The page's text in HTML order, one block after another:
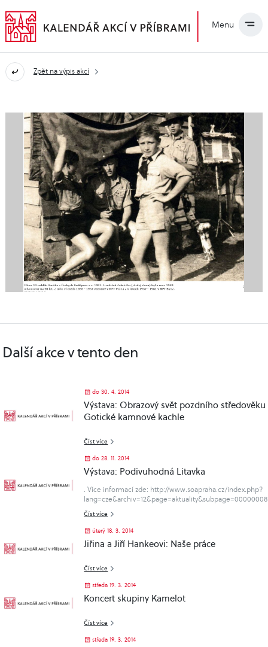
Menu
Zpět na výpis akcí
Další akce v tento den
do 30. 4. 2014
Výstava: Obrazový svět pozdního
Gotické kamnové kachle
Číst více
do 28. 11. 2014
Výstava: Podivuhodná Litavka
. Více informací zde: http://www.soapraha.cz/index.php?
Číst více
úterý 18. 3. 2014
Jiřina a Jiří Hankeovi: Naše práce
Číst více
středa 19. 3. 2014
Koncert skupiny Kamelot
Číst více
středa 19. 3. 2014